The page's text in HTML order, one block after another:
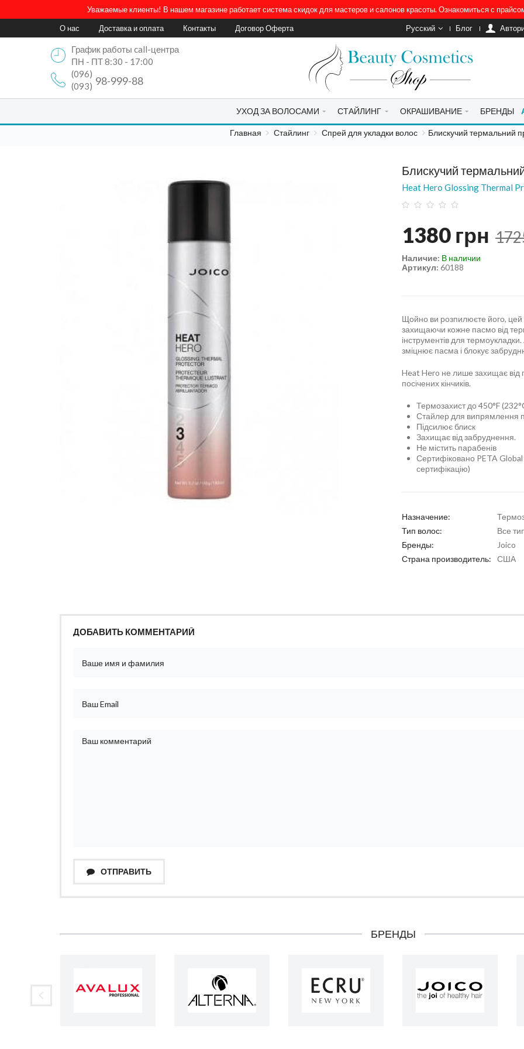
Уважаемые клиенты! В нашем магазине работает система скидок для мастеров и салонов красоты. Ознакомиться с
О нас
Доставка и оплата Контакты Договор Оферта Русский Блог
График работы call-центра
ПН - ПТ 8:30 - 17:00
(096)
98-999-88
(093)
УХОД ЗА ВОЛОСАМИ СТАЙЛИНГ ОКРАШИВАНИЕ БРЕНДЫ
Главная Стайлинг Спрей для укладки волос Блискучий термальний
Блискучий
Heat Hero Glossing Thermal
1380 грн
Артикул: 60188
Наличие: В наличии
Щойно ви розпилюєте його, цей
захищаючи кожне пасмо від
інструментів для
зміцнює пасма і блокує
Heat Hero не лише захищає від
посічених кінчиків.
Термозахист до 450°F
Стайлер для випрямлення
Підсилює блиск
Захищає від забруднення.
Не містить парабенів
Сертифіковано PETA
сертифікацію)
Назначение:
Тип волос:
Все
Бренды:
Joico
Страна производитель:
США
ДОБАВИТЬ КОММЕНТАРИЙ
ОТПРАВИТЬ
БРЕНДЫ